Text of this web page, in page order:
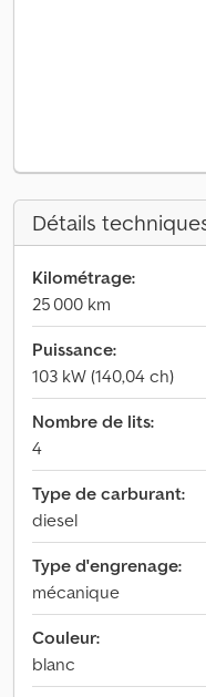
Détails
Kilométrage:
25 000 km
Puissance:
103 kW (140,04 ch)
Nombre de lits:
4
Type de carburant:
diesel
Type d'engrenage:
mécanique
Couleur:
blanc